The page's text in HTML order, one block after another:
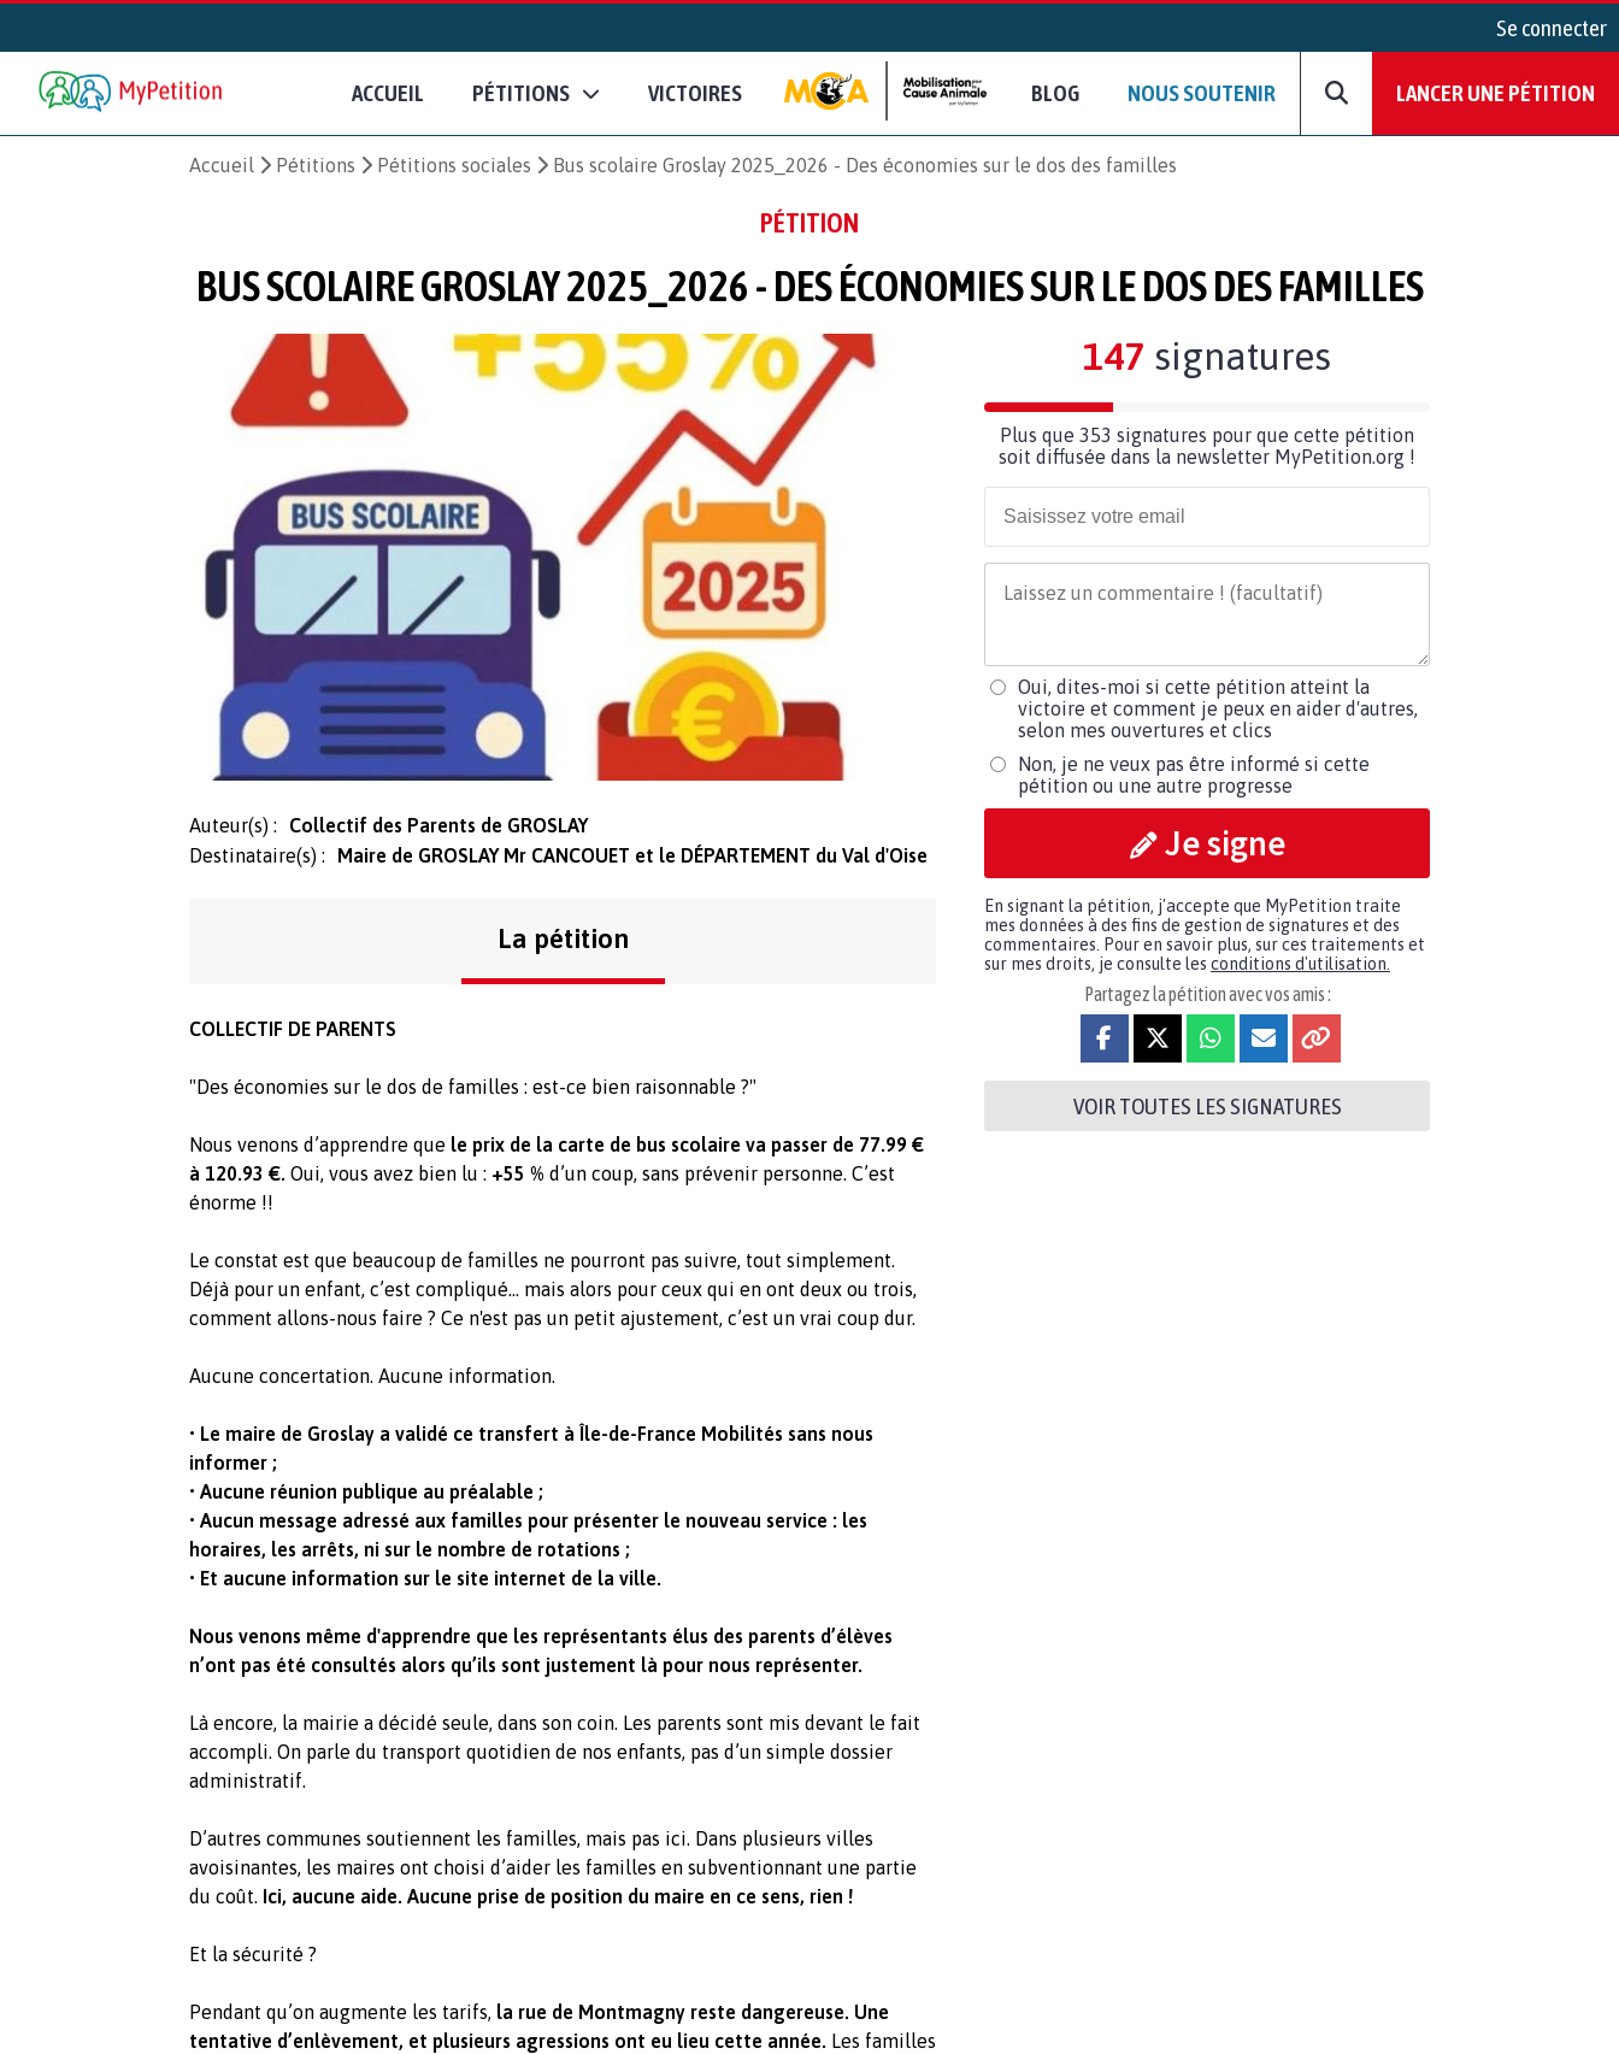
Se connecter
ACCUEIL PÉTITIONS VICTOIRES BLOG NOUS SOUTENIR LANCER UNE PÉTITION
Accueil Pétitions Pétitions sociales Bus scolaire Groslay 2025_2026 - Des économies sur le dos des familles
PÉTITION
BUS SCOLAIRE GROSLAY 2025_2026 - DES ÉCONOMIES SUR LE DOS DES FAMILLES
Auteur(s) :
Collectif des Parents de GROSLAY
Destinataire(s) :
Maire de GROSLAY Mr CANCOUET et le DÉPARTEMENT du Val d'Oise
La pétition
COLLECTIF DE PARENTS
"Des économies sur le dos de familles : est-ce bien raisonnable ?"
Nous venons d’apprendre que le prix de la carte de bus scolaire va passer de 77.99 €
à 120.93 €. Oui, vous avez bien lu : +55 % d’un coup, sans prévenir personne. C’est
énorme !!
Le constat est que beaucoup de familles ne pourront pas suivre, tout simplement.
Déjà pour un enfant, c’est compliqué… mais alors pour ceux qui en ont deux ou trois,
comment allons-nous faire ? Ce n'est pas un petit ajustement, c’est un vrai coup dur.
Aucune concertation. Aucune information.
• Le maire de Groslay a validé ce transfert à Île-de-France Mobilités sans nous
informer ;
• Aucune réunion publique au préalable ;
• Aucun message adressé aux familles pour présenter le nouveau service : les
horaires, les arrêts, ni sur le nombre de rotations ;
• Et aucune information sur le site internet de la ville.
Nous venons même d'apprendre que les représentants élus des parents d’élèves
n’ont pas été consultés alors qu’ils sont justement là pour nous représenter.
Là encore, la mairie a décidé seule, dans son coin. Les parents sont mis devant le fait
accompli. On parle du transport quotidien de nos enfants, pas d’un simple dossier
administratif.
D’autres communes soutiennent les familles, mais pas ici. Dans plusieurs villes
avoisinantes, les maires ont choisi d’aider les familles en subventionnant une partie
du coût. Ici, aucune aide. Aucune prise de position du maire en ce sens, rien !
Et la sécurité ?
Pendant qu’on augmente les tarifs, la rue de Montmagny reste dangereuse. Une
tentative d’enlèvement, et plusieurs agressions ont eu lieu cette année. Les familles
147 signatures
Plus que 353 signatures pour que cette pétition
soit diffusée dans la newsletter MyPetition.org !
Oui, dites-moi si cette pétition atteint la
victoire et comment je peux en aider d'autres,
selon mes ouvertures et clics
Non, je ne veux pas être informé si cette
pétition ou une autre progresse
Je signe
En signant la pétition, j'accepte que MyPetition traite
mes données à des fins de gestion de signatures et des
commentaires. Pour en savoir plus, sur ces traitements et
sur mes droits, je consulte les conditions d'utilisation.
Partagez la pétition avec vos amis :
VOIR TOUTES LES SIGNATURES